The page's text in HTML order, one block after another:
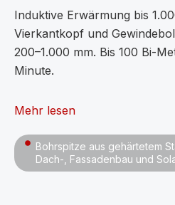
Induktive Erwärmung bis
Vierkantkopf und
200–1.000 mm. Bis 100 Bi-
Minute.
Mehr lesen
Bohrspitze aus gehärtetem
Dach-, Fassadenbau und